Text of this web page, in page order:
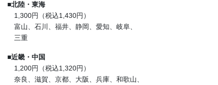
■北陸・東海
1,300円（税込1,430円）
富山、石川、福井、静岡、愛知、岐阜、
三重
■近畿・中国
1,200円（税込1,320円）
奈良、滋賀、京都、大阪、兵庫、和歌山、